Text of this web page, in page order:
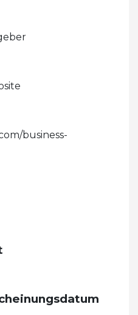
business-